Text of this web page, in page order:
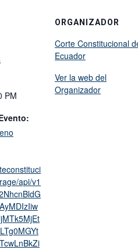
PM
api/v1
ORGANIZADOR
Corte Constitucional
Ecuador
Ver la web del
Organizador